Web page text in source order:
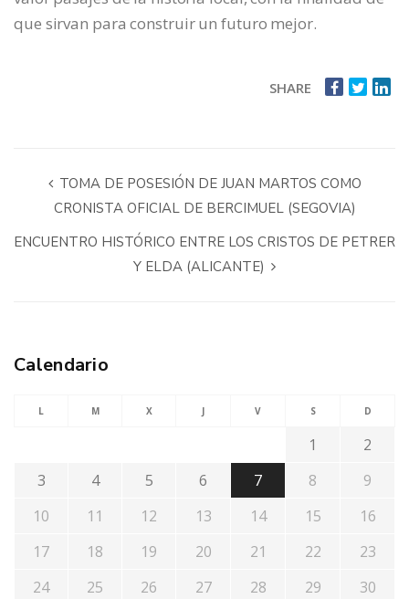
que sirvan para construir un futuro mejor.
SHARE
TOMA DE POSESIÓN DE JUAN MARTOS COMO
CRONISTA OFICIAL DE BERCIMUEL (SEGOVIA)
ENCUENTRO HISTÓRICO ENTRE LOS CRISTOS DE PETRER
Y ELDA (ALICANTE)
Calendario
L M X J V S D
1
2
3
4 5 6 7 8
9
10
11 12 13 14 15
16
17
18 19 20 21 22
23
24
25 26 27 28 29
30